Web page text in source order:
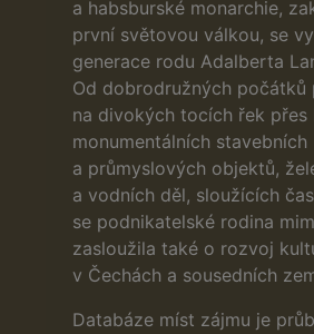
a habsburské monarchie,
první světovou válkou, se
generace rodu Adalberta
Od dobrodružných počátků
na divokých tocích řek přes
monumentálních stavebních
a průmyslových objektů,
a vodních děl, sloužících
se podnikatelské rodina
zasloužila také o rozvoj
v Čechách a sousedních
Databáze míst zájmu je